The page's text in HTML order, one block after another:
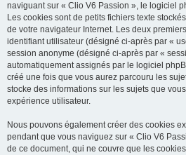
naviguant sur « Clio V6 Passion », le logiciel
Les cookies sont de petits fichiers texte
de votre navigateur Internet. Les deux
identifiant utilisateur (désigné ci-après par «
session anonyme (désigné ci-après par «
automatiquement assignés par le logiciel
créé une fois que vous aurez parcouru les
stocke des informations sur les sujets que
expérience utilisateur.
Nous pouvons également créer des cookies
pendant que vous naviguez sur « Clio V6
de ce document, qui ne couvre que les